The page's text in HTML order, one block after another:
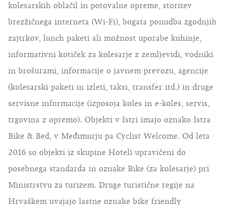
kolesarskih oblačil in potovalne opreme, storitev
brezžičnega interneta (Wi-Fi), bogata ponudba zgodnjih
zajtrkov, lunch paketi ali možnost uporabe kuhinje,
informativni kotiček za kolesarje z zemljevidi, vodniki
in brošurami, informacije o javnem prevozu, agencije
(kolesarski paketi in izleti, taksi, transfer itd.) in druge
servisne informacije (izposoja koles in e-koles, servis,
trgovina z opremo). Objekti v Istri imajo oznako Istra
Bike & Bed, v Međimurju pa Cyclist Welcome. Od leta
2016 so objekti iz skupine Hoteli upravičeni do
posebnega standarda in oznake Bike (za kolesarje) pri
Ministrstvu za turizem. Druge turistične regije na
Hrvaškem uvajajo lastne oznake bike friendly